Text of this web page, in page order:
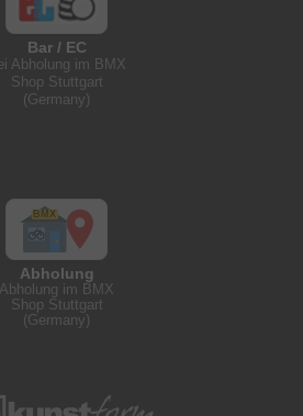
Bar / EC
Abholung im BMX
Shop Stuttgart
(Germany)
Abholung
Abholung im BMX
Shop Stuttgart
(Germany)